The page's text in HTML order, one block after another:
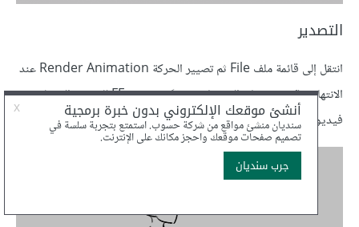
التصدير
انتقل إلى قائمة ملف File ثم تصيير الحركة Render Animation عند
الانتهاء، ولكن ستحتاج إلى برنامج يسمَّى FFmpeg للتصيير إلى ملف
فيديو.